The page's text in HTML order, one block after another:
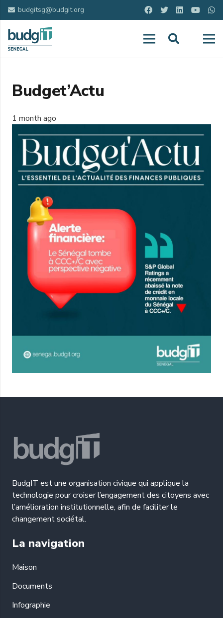
budgitsg@budgit.org
Budget’Actu
1 month ago
BudgIT est une organisation civique qui applique la
technologie pour croiser l’engagement des citoyens avec
l’amélioration institutionnelle, afin de faciliter le
changement sociétal.
La navigation
Maison
Documents
Infographie